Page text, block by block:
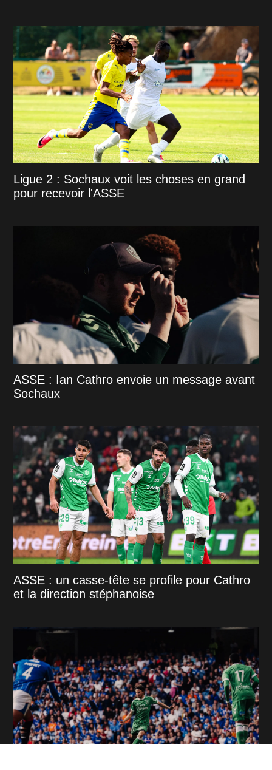
Ligue 2 : Sochaux voit les choses en grand
pour recevoir l'ASSE
ASSE : Ian Cathro envoie un message avant
Sochaux
ASSE : un casse-tête se profile pour Cathro
et la direction stéphanoise